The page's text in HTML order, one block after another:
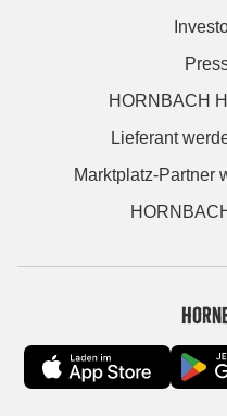
HORNBACH
Lieferant
Marktplatz-Partner